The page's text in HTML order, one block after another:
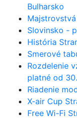
Bulharsko
Slovinsko -
História
Smerové
Rozdelenie
platné od
Riadenie
X-air Cup
Free Wi-Fi